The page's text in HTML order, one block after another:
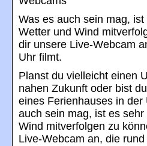
Was es auch sein mag,
Wetter und Wind
dir unsere Live-Webcam
Uhr filmt.
Planst du vielleicht einen
nahen Zukunft oder bist
eines Ferienhauses in der
auch sein mag, ist es
Wind mitverfolgen zu
Live-Webcam an, die